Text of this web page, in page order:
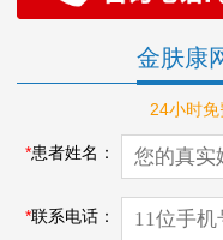
金肤康
24小时
*患者姓名：
*联系电话：